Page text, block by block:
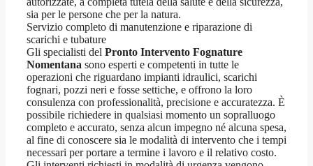
sia per le persone che per la natura.
Servizio completo di manutenzione e riparazione di
scarichi e tubature
Gli specialisti del Pronto Intervento Fognature
Nomentana sono esperti e competenti in tutte le
operazioni che riguardano impianti idraulici, scarichi
fognari, pozzi neri e fosse settiche, e offrono la loro
consulenza con professionalità, precisione e accuratezza. È
possibile richiedere in qualsiasi momento un sopralluogo
completo e accurato, senza alcun impegno né alcuna spesa,
al fine di conoscere sia le modalità di intervento che i tempi
necessari per portare a termine i lavoro e il relativo costo.